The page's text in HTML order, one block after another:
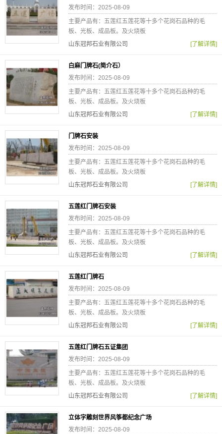
发布时间：2025-08-09
主要产品有：五莲红五莲花等十多个花岗石品种的毛
板、光板、成品板。及火烧板
山东冠邦石业有限公司
[了解详情]
白麻门牌石(简介石）
发布时间：2025-08-09
主要产品有：五莲红五莲花等十多个花岗石品种的毛
板、光板、成品板。及火烧板
山东冠邦石业有限公司
[了解详情]
门牌石安装
发布时间：2025-08-09
主要产品有：五莲红五莲花等十多个花岗石品种的毛
板、光板、成品板。及火烧板
山东冠邦石业有限公司
[了解详情]
五莲红门牌石安装
发布时间：2025-08-09
主要产品有：五莲红五莲花等十多个花岗石品种的毛
板、光板、成品板。及火烧板
山东冠邦石业有限公司
[了解详情]
五莲红门牌石
发布时间：2025-08-09
主要产品有：五莲红五莲花等十多个花岗石品种的毛
板、光板、成品板。及火烧板
山东冠邦石业有限公司
[了解详情]
五莲红门牌石五证集团
发布时间：2025-08-09
主要产品有：五莲红五莲花等十多个花岗石品种的毛
板、光板、成品板。及火烧板
山东冠邦石业有限公司
[了解详情]
立体字雕刻世界风筝都纪念广场
发布时间：2025-08-09